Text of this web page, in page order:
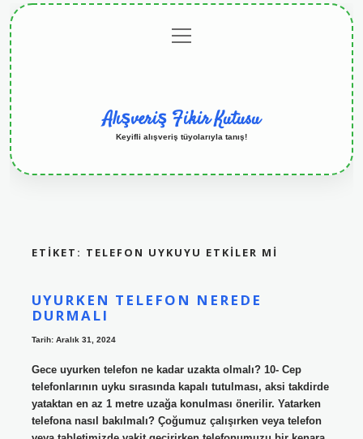
menüyü
aç
Alışveriş Fikir Kutusu
Keyifli alışveriş tüyolarıyla tanış!
ETIKET: TELEFON UYKUYU ETKILER MI
UYURKEN TELEFON NEREDE
DURMALI
Tarih: Aralık 31, 2024
Gece uyurken telefon ne kadar uzakta olmalı? 10- Cep
telefonlarının uyku sırasında kapalı tutulması, aksi takdirde
yataktan en az 1 metre uzağa konulması önerilir. Yatarken
telefona nasıl bakılmalı? Çoğumuz çalışırken veya telefon